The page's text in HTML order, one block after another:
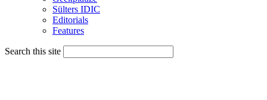
Sülters IDIC
Editorials
Features
Search this site